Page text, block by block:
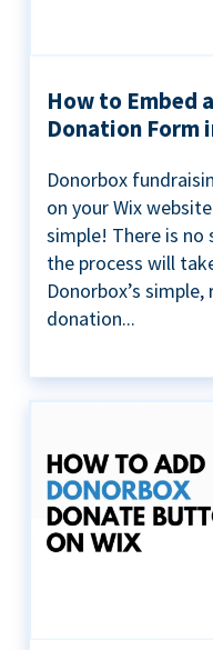
How to Embed
Donation Form
Donorbox
on your Wix
simple! There is no
the process will
Donorbox’s
donation...